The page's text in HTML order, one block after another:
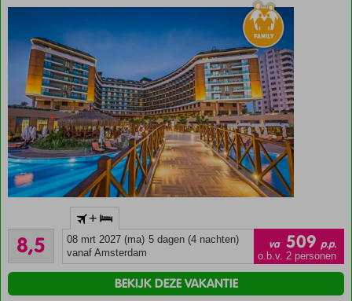
op basis
van All
Inclusive
sterrenhotel
aan
privéstrand
8,5
Aanrader
557
beoordelingen
+
08 mrt 2027 (ma) 5 dagen (4 nachten)
vanaf Amsterdam
va 509 p.p.
o.b.v. 2 personen
BEKIJK DEZE VAKANTIE